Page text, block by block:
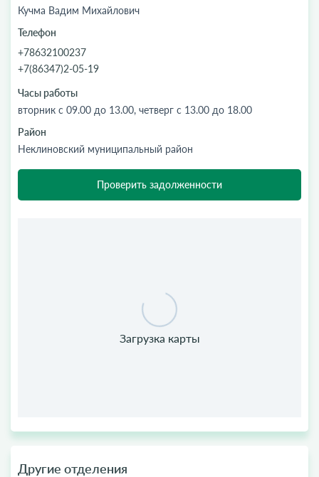
Кучма Вадим Михайлович
Телефон
+78632100237
+7(86347)2-05-19
Часы работы
вторник с 09.00 до 13.00, четверг с 13.00 до 18.00
Район
Неклиновский муниципальный район
Проверить задолженности
Другие отделения